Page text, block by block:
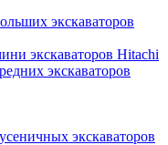
экскаваторов
экскаваторов Hitachi
экскаваторов
экскаваторов